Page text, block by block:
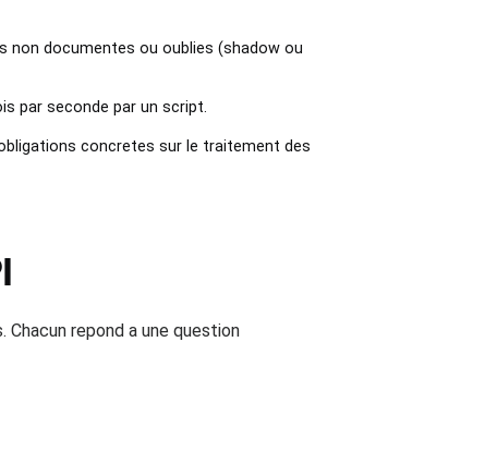
non documentes ou oublies (shadow ou
par seconde par un script.
concretes sur le traitement des
repond a une question